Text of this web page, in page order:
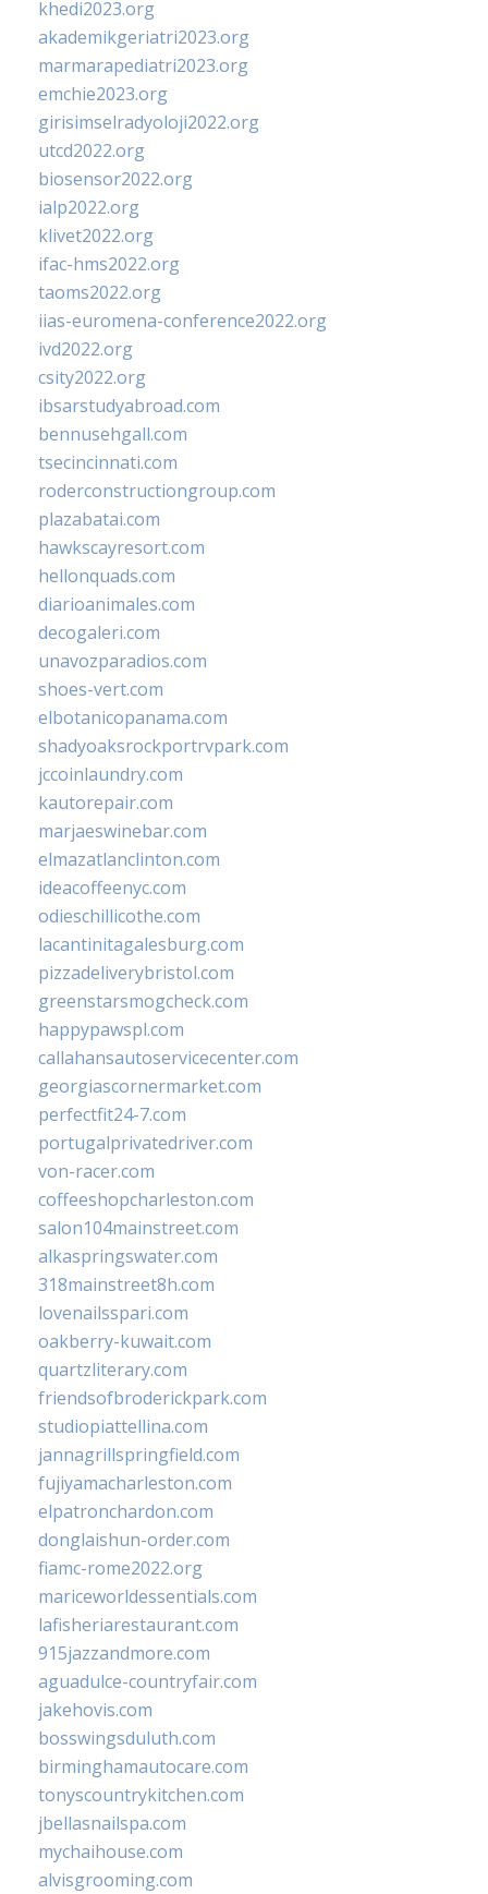
khedi2023.org
akademikgeriatri2023.org
marmarapediatri2023.org
emchie2023.org
girisimselradyoloji2022.org
utcd2022.org
biosensor2022.org
ialp2022.org
klivet2022.org
ifac-hms2022.org
taoms2022.org
iias-euromena-conference2022.org
ivd2022.org
csity2022.org
ibsarstudyabroad.com
bennusehgall.com
tsecincinnati.com
roderconstructiongroup.com
plazabatai.com
hawkscayresort.com
hellonquads.com
diarioanimales.com
decogaleri.com
unavozparadios.com
shoes-vert.com
elbotanicopanama.com
shadyoaksrockportrvpark.com
jccoinlaundry.com
kautorepair.com
marjaeswinebar.com
elmazatlanclinton.com
ideacoffeenyc.com
odieschillicothe.com
lacantinitagalesburg.com
pizzadeliverybristol.com
greenstarsmogcheck.com
happypawspl.com
callahansautoservicecenter.com
georgiascornermarket.com
perfectfit24-7.com
portugalprivatedriver.com
von-racer.com
coffeeshopcharleston.com
salon104mainstreet.com
alkaspringswater.com
318mainstreet8h.com
lovenailsspari.com
oakberry-kuwait.com
quartzliterary.com
friendsofbroderickpark.com
studiopiattellina.com
jannagrillspringfield.com
fujiyamacharleston.com
elpatronchardon.com
donglaishun-order.com
fiamc-rome2022.org
mariceworldessentials.com
lafisheriarestaurant.com
915jazzandmore.com
aguadulce-countryfair.com
jakehovis.com
bosswingsduluth.com
birminghamautocare.com
tonyscountrykitchen.com
jbellasnailspa.com
mychaihouse.com
alvisgrooming.com